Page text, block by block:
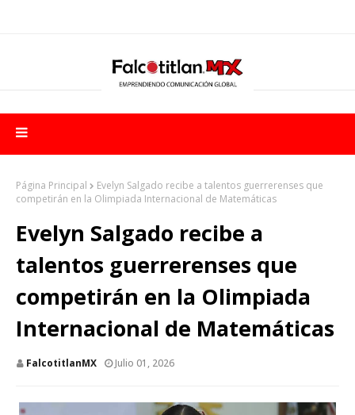
Página Principal
Evelyn Salgado recibe a talentos guerrerenses que
competirán en la Olimpiada Internacional de Matemáticas
Evelyn Salgado recibe a
talentos guerrerenses que
competirán en la Olimpiada
Internacional de Matemáticas
FalcotitlanMX Julio 01, 2026